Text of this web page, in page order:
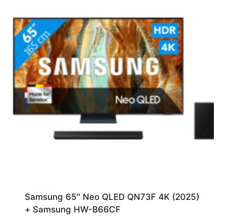
Samsung 65″ Neo QLED QN73F 4K (2025)
+ Samsung HW-B66CF